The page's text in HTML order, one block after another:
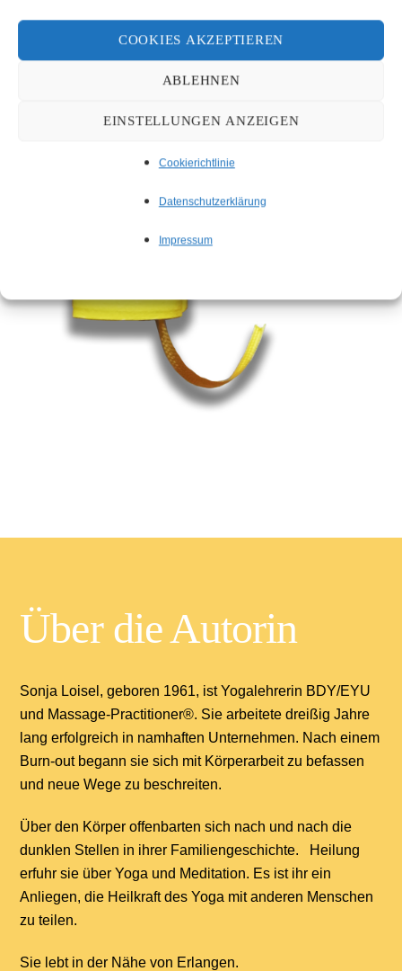
COOKIES AKZEPTIEREN
ABLEHNEN
EINSTELLUNGEN ANZEIGEN
Cookierichtlinie
Datenschutzerklärung
Impressum
Über die Autorin
Sonja Loisel, geboren 1961, ist Yogalehrerin BDY/EYU
und Massage-Practitioner®. Sie arbeitete dreißig Jahre
lang erfolgreich in namhaften Unternehmen. Nach einem
Burn-out begann sie sich mit Körperarbeit zu befassen
und neue Wege zu beschreiten.
Über den Körper offenbarten sich nach und nach die
dunklen Stellen in ihrer Familiengeschichte. Heilung
erfuhr sie über Yoga und Meditation. Es ist ihr ein
Anliegen, die Heilkraft des Yoga mit anderen Menschen
zu teilen.
Sie lebt in der Nähe von Erlangen.